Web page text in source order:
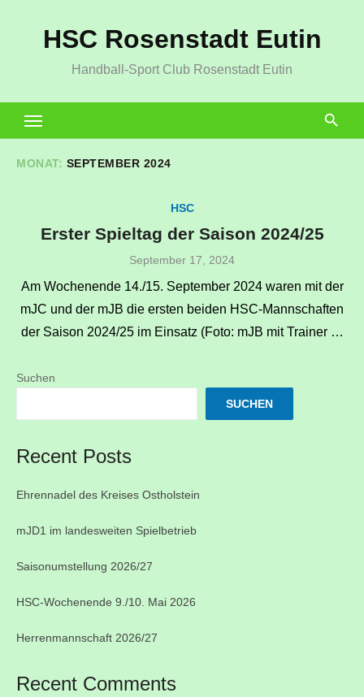
HSC Rosenstadt Eutin
Handball-Sport Club Rosenstadt Eutin
MONAT: SEPTEMBER 2024
HSC
Erster Spieltag der Saison 2024/25
Veröffentlicht
September 17, 2024
Am Wochenende 14./15. September 2024 waren mit der
mJC und der mJB die ersten beiden HSC-Mannschaften
der Saison 2024/25 im Einsatz (Foto: mJB mit Trainer …
Suchen
SUCHEN
Recent Posts
Ehrennadel des Kreises Ostholstein
mJD1 im landesweiten Spielbetrieb
Saisonumstellung 2026/27
HSC-Wochenende 9./10. Mai 2026
Herrenmannschaft 2026/27
Recent Comments